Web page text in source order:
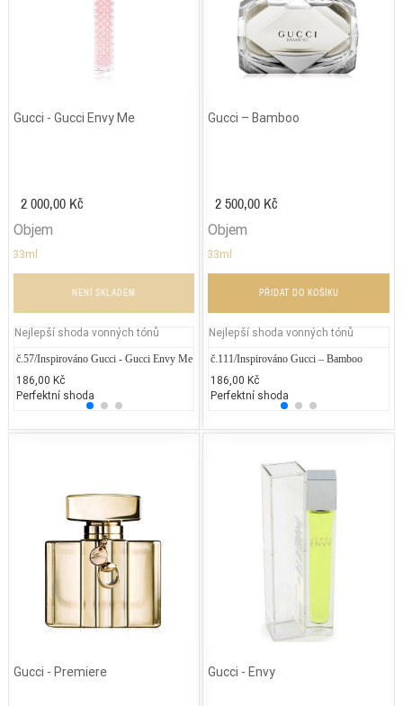
Gucci - Gucci Envy Me
2 000,00 Kč
Objem
33ml
NENÍ SKLADEM
Nejlepší shoda vonných tónů
č.57/Inspirováno Gucci - Gucci Envy Me
186,00 Kč
Perfektní shoda
Puma – Jamaica Woman
1.700,00 Kč
25% běžných vonných tónů
Gucci – Bamboo
2 500,00 Kč
Objem
33ml
PŘIDAT DO KOŠÍKU
Nejlepší shoda vonných tónů
č.111/Inspirováno Gucci – Bamboo
186,00 Kč
Perfektní shoda
Gucci - Premiere Gucci - Envy